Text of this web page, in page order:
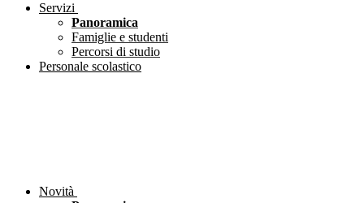
Servizi
Panoramica
Famiglie e studenti
Percorsi di studio
Personale scolastico
Novità